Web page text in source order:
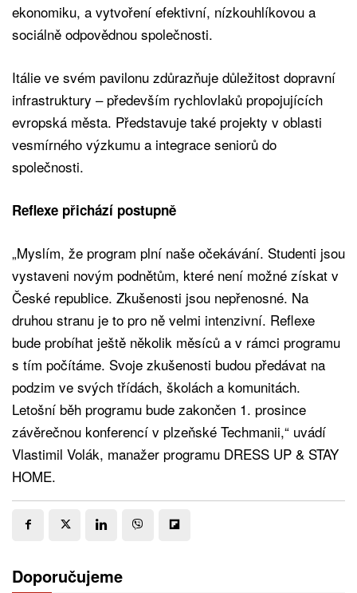
ekonomiku, a vytvoření efektivní, nízkouhlíkovou a
sociálně odpovědnou společnosti.
Itálie ve svém pavilonu zdůrazňuje důležitost dopravní
infrastruktury – především rychlovlaků propojujících
evropská města. Představuje také projekty v oblasti
vesmírného výzkumu a integrace seniorů do
společnosti.
Reflexe přichází postupně
„Myslím, že program plní naše očekávání. Studenti jsou
vystaveni novým podnětům, které není možné získat v
České republice. Zkušenosti jsou nepřenosné. Na
druhou stranu je to pro ně velmi intenzivní. Reflexe
bude probíhat ještě několik měsíců a v rámci programu
s tím počítáme. Svoje zkušenosti budou předávat na
podzim ve svých třídách, školách a komunitách.
Letošní běh programu bude zakončen 1. prosince
závěrečnou konferencí v plzeňské Techmanii,“ uvádí
Vlastimil Volák, manažer programu DRESS UP & STAY
HOME.
Doporučujeme